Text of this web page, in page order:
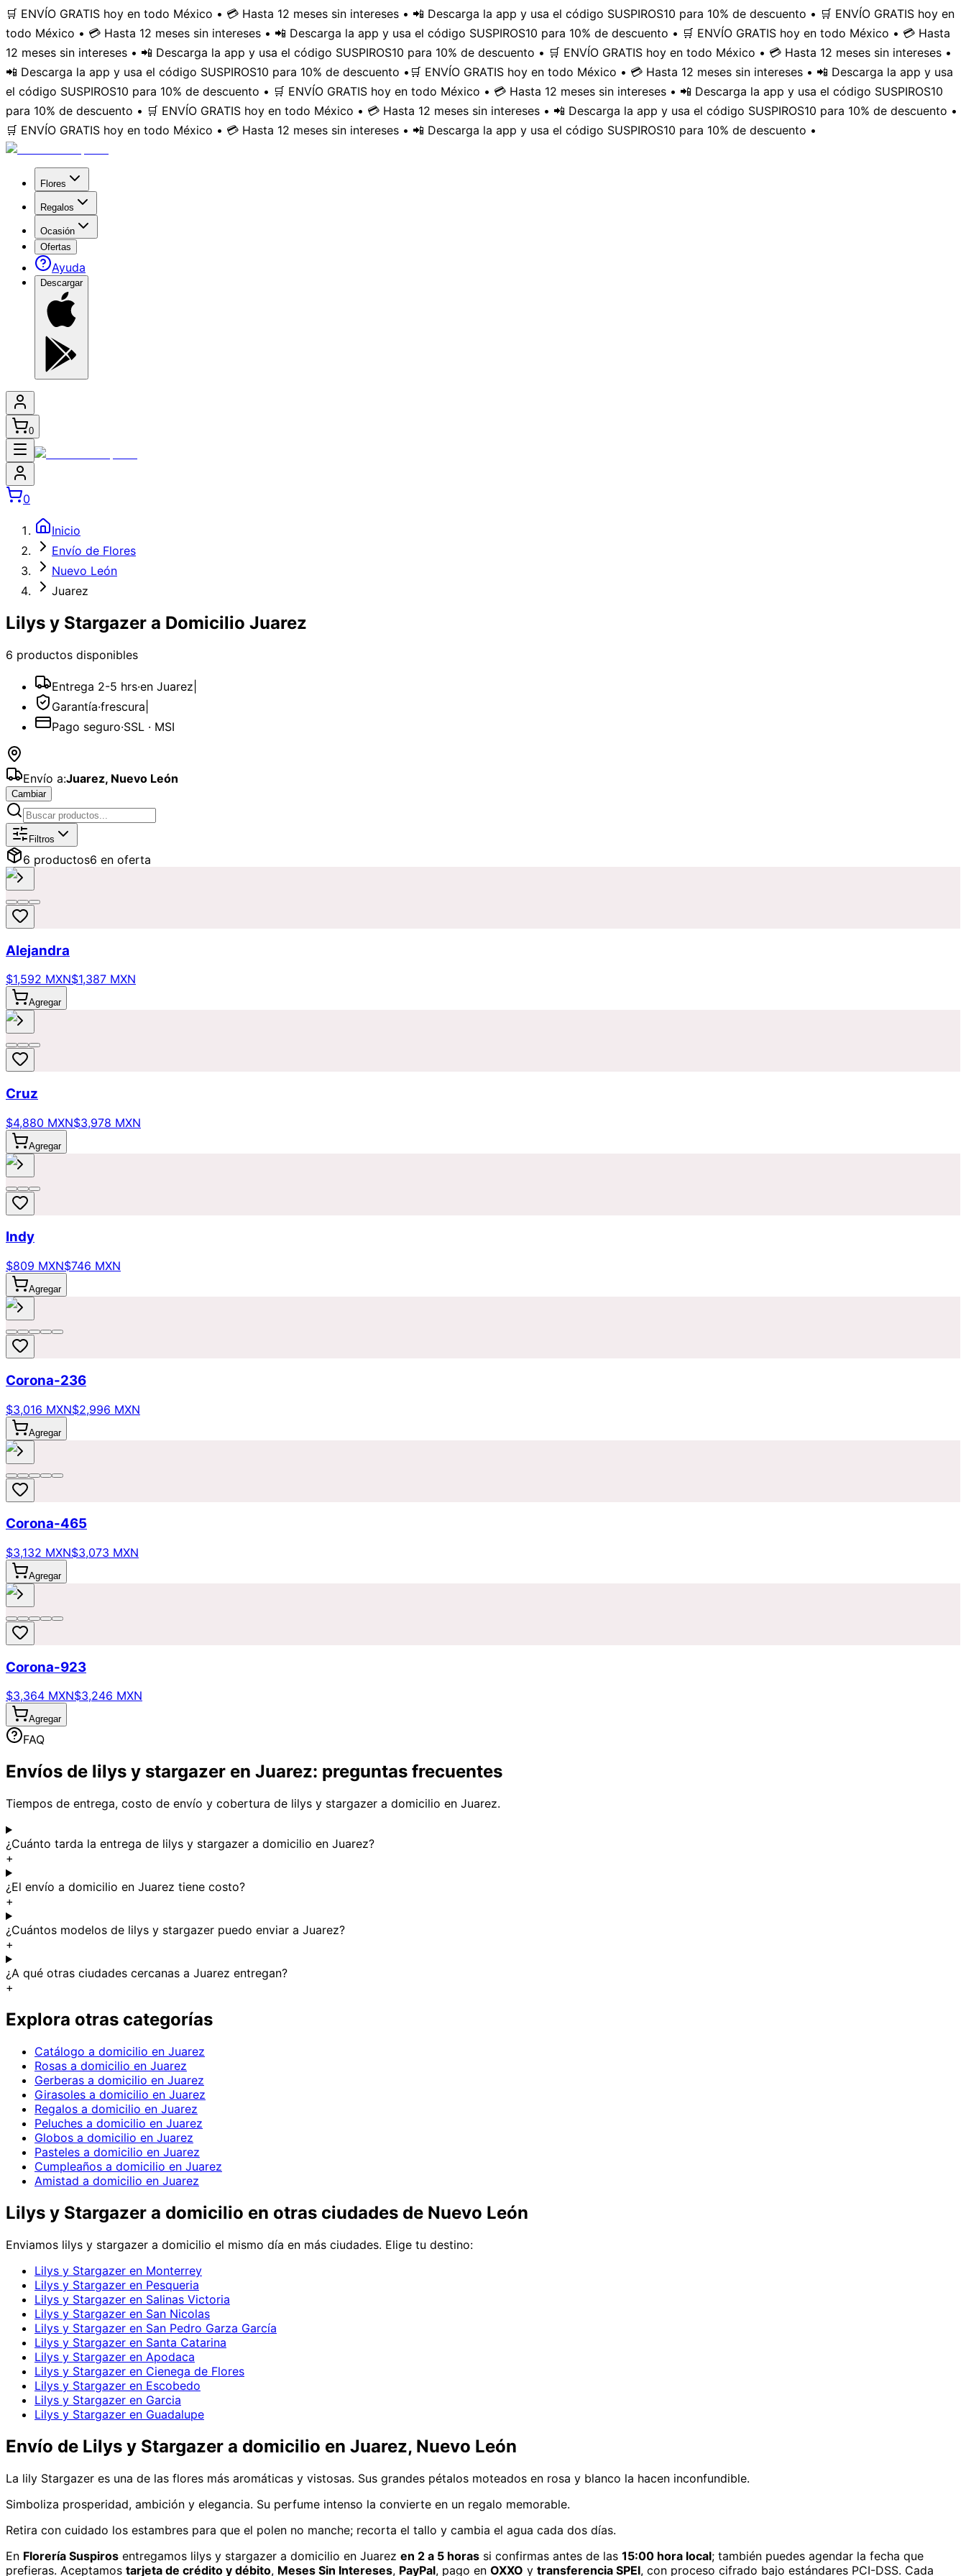
🛒 ENVÍO GRATIS hoy en todo México • 💳 Hasta 12 meses sin intereses • 📲 Descarga la app y usa el código SUSPIROS10 para 10% de descuento • 🛒 ENVÍO GRATIS hoy en
todo México • 💳 Hasta 12 meses sin intereses • 📲 Descarga la app y usa el código SUSPIROS10 para 10% de descuento • 🛒 ENVÍO GRATIS hoy en todo México • 💳 Hasta
12 meses sin intereses • 📲 Descarga la app y usa el código SUSPIROS10 para 10% de descuento • 🛒 ENVÍO GRATIS hoy en todo México • 💳 Hasta 12 meses sin intereses •
📲 Descarga la app y usa el código SUSPIROS10 para 10% de descuento • 🛒 ENVÍO GRATIS hoy en todo México • 💳 Hasta 12 meses sin intereses • 📲 Descarga la app y usa
el código SUSPIROS10 para 10% de descuento • 🛒 ENVÍO GRATIS hoy en todo México • 💳 Hasta 12 meses sin intereses • 📲 Descarga la app y usa el código SUSPIROS10
para 10% de descuento • 🛒 ENVÍO GRATIS hoy en todo México • 💳 Hasta 12 meses sin intereses • 📲 Descarga la app y usa el código SUSPIROS10 para 10% de descuento •
🛒 ENVÍO GRATIS hoy en todo México • 💳 Hasta 12 meses sin intereses • 📲 Descarga la app y usa el código SUSPIROS10 para 10% de descuento •
Flores
Regalos
Ocasión
Ofertas
Ayuda
Descargar
0
0
Inicio
Envío de Flores
Nuevo León
Juarez
Lilys y Stargazer a Domicilio Juarez
6 productos disponibles
Entrega 2-5 hrs·en Juarez
Garantía·frescura
Pago seguro·SSL · MSI
Envío a:Juarez, Nuevo León
Cambiar
Catálogo deLilys y Stargazer
Filtros
6 productos6 en oferta
Alejandra
$1,592 MXN$1,387 MXN
Agregar
Cruz
$4,880 MXN$3,978 MXN
Agregar
Indy
$809 MXN$746 MXN
Agregar
Corona-236
$3,016 MXN$2,996 MXN
Agregar
Corona-465
$3,132 MXN$3,073 MXN
Agregar
Corona-923
$3,364 MXN$3,246 MXN
Agregar
FAQ
Envíos de lilys y stargazer en Juarez: preguntas frecuentes
Tiempos de entrega, costo de envío y cobertura de lilys y stargazer a domicilio en Juarez.
¿Cuánto tarda la entrega de lilys y stargazer a domicilio en Juarez?
+
¿El envío a domicilio en Juarez tiene costo?
+
¿Cuántos modelos de lilys y stargazer puedo enviar a Juarez?
+
¿A qué otras ciudades cercanas a Juarez entregan?
+
Explora otras categorías
Catálogo a domicilio en Juarez
Rosas a domicilio en Juarez
Gerberas a domicilio en Juarez
Girasoles a domicilio en Juarez
Regalos a domicilio en Juarez
Peluches a domicilio en Juarez
Globos a domicilio en Juarez
Pasteles a domicilio en Juarez
Cumpleaños a domicilio en Juarez
Amistad a domicilio en Juarez
Lilys y Stargazer a domicilio en otras ciudades de Nuevo León
Enviamos lilys y stargazer a domicilio el mismo día en más ciudades. Elige tu destino:
Lilys y Stargazer en Monterrey
Lilys y Stargazer en Pesqueria
Lilys y Stargazer en Salinas Victoria
Lilys y Stargazer en San Nicolas
Lilys y Stargazer en San Pedro Garza García
Lilys y Stargazer en Santa Catarina
Lilys y Stargazer en Apodaca
Lilys y Stargazer en Cienega de Flores
Lilys y Stargazer en Escobedo
Lilys y Stargazer en Garcia
Lilys y Stargazer en Guadalupe
Envío de Lilys y Stargazer a domicilio en Juarez, Nuevo León
La lily Stargazer es una de las flores más aromáticas y vistosas. Sus grandes pétalos moteados en rosa y blanco la hacen inconfundible.
Simboliza prosperidad, ambición y elegancia. Su perfume intenso la convierte en un regalo memorable.
Retira con cuidado los estambres para que el polen no manche; recorta el tallo y cambia el agua cada dos días.
En Florería Suspiros entregamos lilys y stargazer a domicilio en Juarez en 2 a 5 horas si confirmas antes de las 15:00 hora local; también puedes agendar la fecha que
prefieras. Aceptamos tarjeta de crédito y débito, Meses Sin Intereses, PayPal, pago en OXXO y transferencia SPEI, con proceso cifrado bajo estándares PCI-DSS. Cada